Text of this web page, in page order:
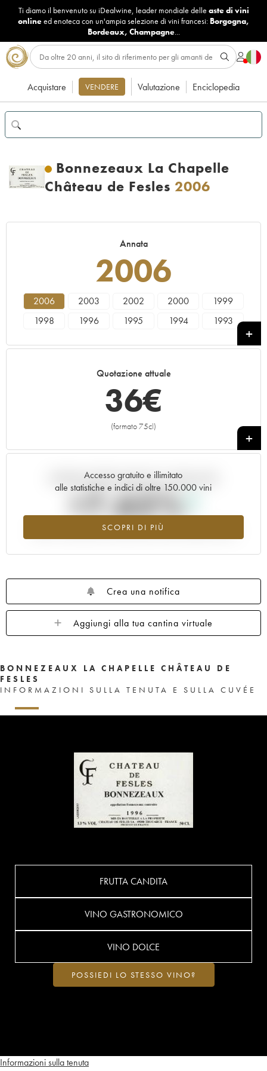
Ti diamo il benvenuto su iDealwine, leader mondiale delle aste di vini
onlineed enoteca con un'ampia selezione di vini francesi: Borgogna,
Bordeaux, Champagne...
Acquistare VENDERE Valutazione Enciclopedia
Bonnezeaux La Chapelle
Château de Fesles 2006
Annata
2006
2006 2003 2002 2000
1999
1998
1996 1995 1994
1993
Quotazione attuale
36€
(formato 75cl)
+
Accesso gratuito e illimitato
alle statistiche e indici di oltre 150.000 vini
SCOPRI DI PIÙ
Andamento della quotazione in tempo reale
+7.65%
Valore in aumento per l'annata 2006 nel 2026 rispetto al 2025
Crea una notifica
Aggiungi alla tua cantina virtuale
BONNEZEAUX LA CHAPELLE CHÂTEAU DE
FESLES
INFORMAZIONI SULLA TENUTA E SULLA CUVÉE
Informazioni sulla tenuta
FRUTTA CANDITA
VINO GASTRONOMICO
VINO DOLCE
POSSIEDI LO STESSO VINO?